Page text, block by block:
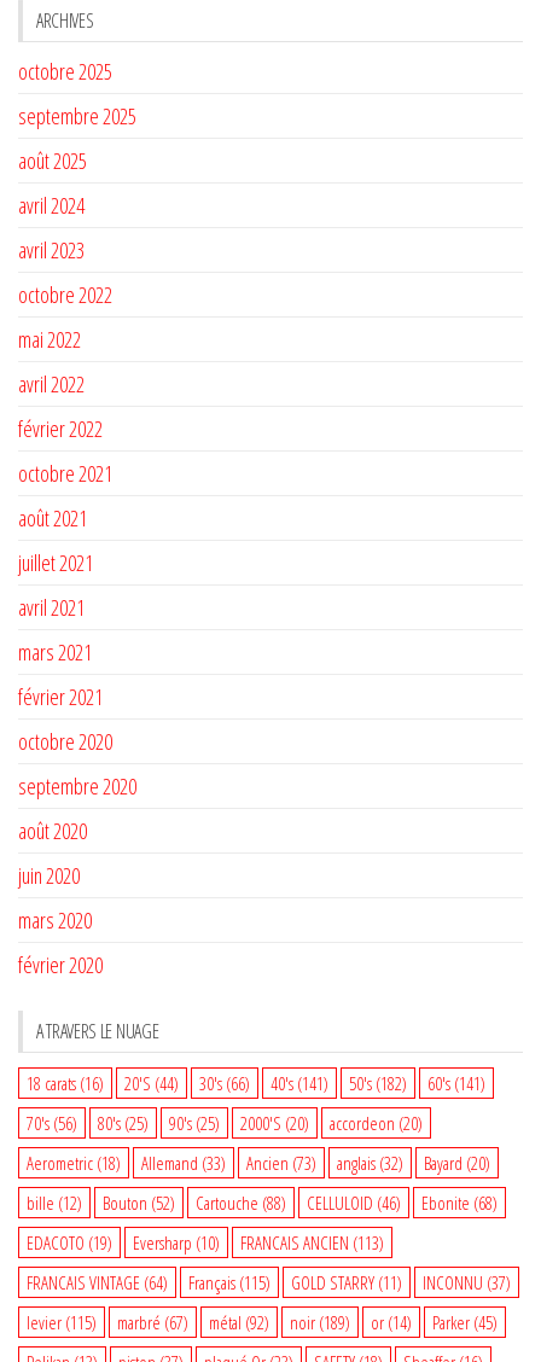
ARCHIVES
octobre 2025
septembre 2025
août 2025
avril 2024
avril 2023
octobre 2022
mai 2022
avril 2022
février 2022
octobre 2021
août 2021
juillet 2021
avril 2021
mars 2021
février 2021
octobre 2020
septembre 2020
août 2020
juin 2020
mars 2020
février 2020
A TRAVERS LE NUAGE
18 carats (16) 20'S (44) 30's (66) 40's (141) 50's (182) 60's (141)
70's (56) 80's (25) 90's (25) 2000'S (20) accordeon (20)
Aerometric (18) Allemand (33) Ancien (73) anglais (32) Bayard (20)
bille (12) Bouton (52) Cartouche (88) CELLULOID (46) Ebonite (68)
EDACOTO (19) Eversharp (10) FRANCAIS ANCIEN (113)
FRANCAIS VINTAGE (64) Français (115) GOLD STARRY (11) INCONNU (37)
levier (115) marbré (67) métal (92) noir (189) or (14) Parker (45)